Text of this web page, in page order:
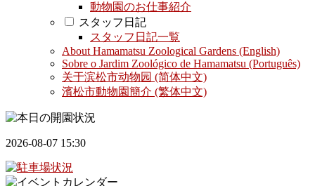
動物園のお仕事紹介
スタッフ日記
スタッフ日記一覧
About Hamamatsu Zoological Gardens (English)
Sobre o Jardim Zoológico de Hamamatsu (Português)
关于滨松市动物园 (简体中文)
濱松市動物園簡介 (繁体中文)
2026-08-07 15:30